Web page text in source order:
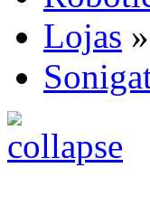
Lojas »